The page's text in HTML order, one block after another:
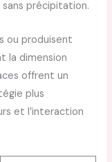
précipitation.
ou produisent
la dimension
offrent un
plus
et l’interaction